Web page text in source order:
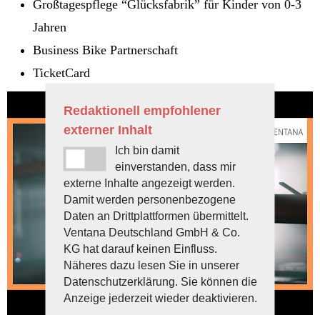
Großtagespflege “Glücksfabrik” für Kinder von 0-3
Jahren
Business Bike Partnerschaft
TicketCard
Redaktionell empfohlener
externer Inhalt
Ich bin damit
einverstanden, dass mir
externe Inhalte angezeigt werden.
Damit werden personenbezogene
Daten an Drittplattformen übermittelt.
Ventana Deutschland GmbH & Co.
KG hat darauf keinen Einfluss.
Näheres dazu lesen Sie in unserer
Datenschutzerklärung. Sie können die
Anzeige jederzeit wieder deaktivieren.